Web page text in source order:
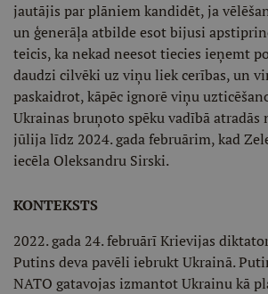
jautājis par plāniem kandidēt, ja
un ģenerāļa atbilde esot bijusi
teicis, ka nekad neesot tiecies ieņemt
daudzi cilvēki uz viņu liek cerības, un
paskaidrot, kāpēc ignorē viņu
Ukrainas bruņoto spēku vadībā atradās
jūlija līdz 2024. gada februārim, kad
iecēla Oleksandru Sirski.
KONTEKSTS
2022. gada 24. februārī Krievijas
Putins deva pavēli iebrukt Ukrainā.
NATO gatavojas izmantot Ukrainu kā